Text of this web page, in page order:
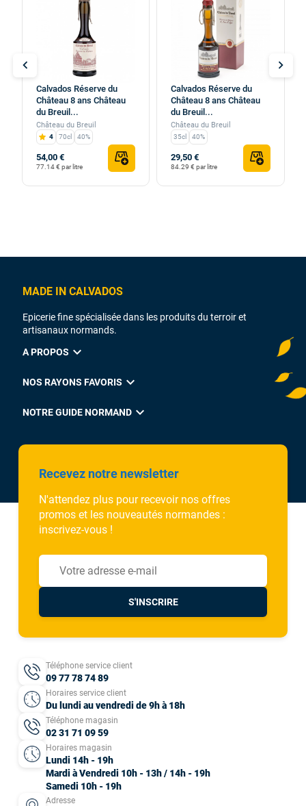
Calvados Réserve du
Château 8 ans Château
du Breuil...
Château du Breuil
4 70cl 40%
54,00 €
77.14 € par litre
Calvados Réserve du
Château 8 ans Château
du Breuil...
Château du Breuil
35cl 40%
29,50 €
84.29 € par litre
chevron_left chevron_right
MADE IN CALVADOS
Epicerie fine spécialisée dans les produits du terroir et
artisanaux normands.
A PROPOS expand_more
NOS RAYONS FAVORIS expand_more
NOTRE GUIDE NORMAND expand_more
Recevez notre newsletter
N'attendez plus pour recevoir nos offres
promos et les nouveautés normandes :
inscrivez-vous !
S'INSCRIRE
Téléphone service client
09 77 78 74 89
Horaires service client
Du lundi au vendredi de 9h à 18h
Téléphone magasin
02 31 71 09 59
Horaires magasin
Lundi 14h - 19h
Mardi à Vendredi 10h - 13h / 14h - 19h
Samedi 10h - 19h
Adresse